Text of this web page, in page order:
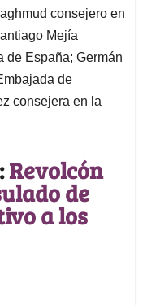
consejero en
Mejía
de España; Germán
de
consejera en la
Revolcón
de
a los